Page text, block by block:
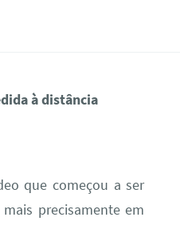
à distância
que começou a ser
precisamente em